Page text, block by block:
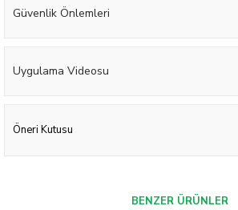
Güvenlik Önlemleri
Uygulama Videosu
Öneri Kutusu
BENZER ÜRÜNLER